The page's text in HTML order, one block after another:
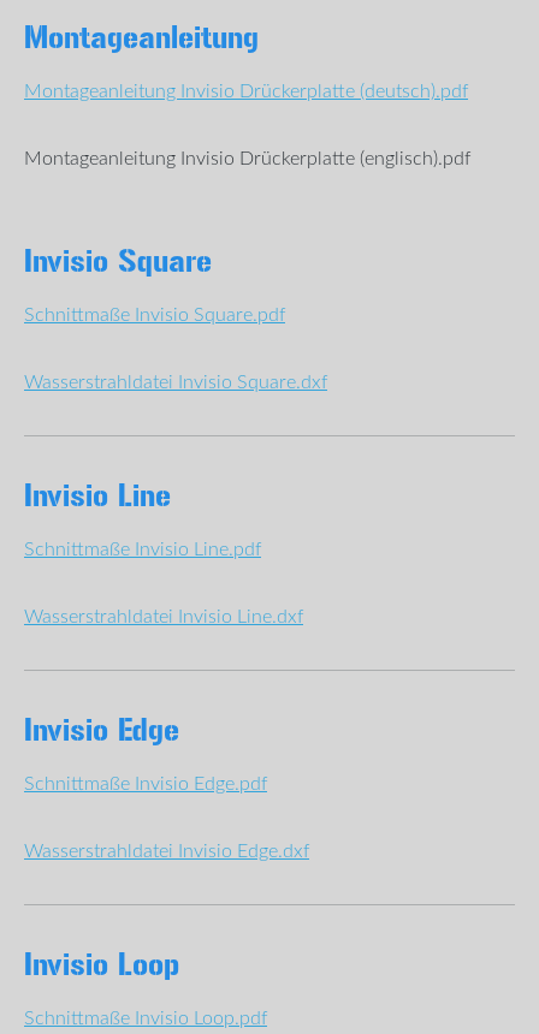
Montageanleitung
Montageanleitung Invisio Drückerplatte (deutsch).pdf
Montageanleitung Invisio Drückerplatte (englisch).pdf
Invisio Square
Schnittmaße Invisio Square.pdf
Wasserstrahldatei Invisio Square.dxf
Invisio Line
Schnittmaße Invisio Line.pdf
Wasserstrahldatei Invisio Line.dxf
Invisio Edge
Schnittmaße Invisio Edge.pdf
Wasserstrahldatei Invisio Edge.dxf
Invisio Loop
Schnittmaße Invisio Loop.pdf